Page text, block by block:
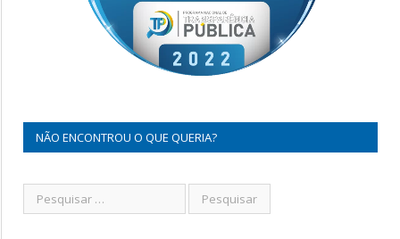
NÃO ENCONTROU O QUE QUERIA?